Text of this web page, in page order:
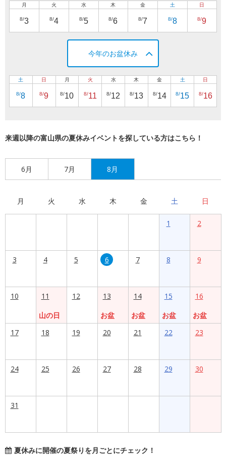
月
8/3
火
8/4
水
8/5
木
8/6
金
8/7
土
8/8
日
8/9
今年のお盆休み
土
8/8
日
8/9
月
8/10
火
8/11
水
8/12
木
8/13
金
8/14
土
8/15
日
8/16
来週以降の富山県の夏休みイベントを探している方はこちら！
6月 7月 8月
月 火 水 木 金 土 日
1 2
3 4 5 6 7 8 9
10
11
山の日
12
13
お盆
14
お盆
15
お盆
16
お盆
17
18 19 20 21 22 23
24 25 26 27 28 29 30
31
夏休みに開催の夏祭りを月ごとにチェック！